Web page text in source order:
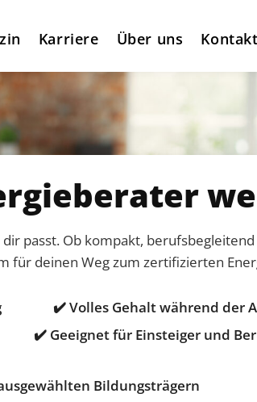
Karriere Über uns Kontakt
passt. Ob kompakt,
für deinen Weg zum zertifizierten
✔️ Volles Gehalt während der
✔️ Geeignet für Einsteiger und
Bildungsträgern